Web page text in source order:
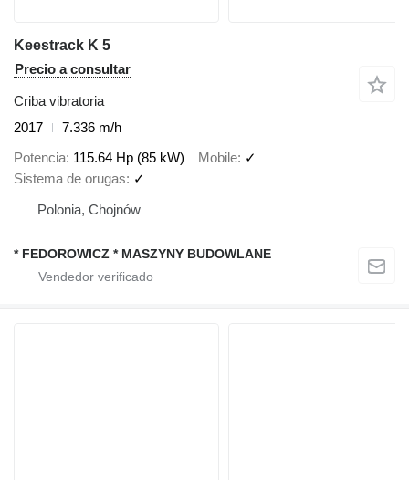
Keestrack K 5
Precio a consultar
Criba vibratoria
2017
7.336 m/h
Potencia 115.64 Hp (85 kW) Mobile ✓
Sistema de orugas
✓
Polonia, Chojnów
* FEDOROWICZ * MASZYNY BUDOWLANE